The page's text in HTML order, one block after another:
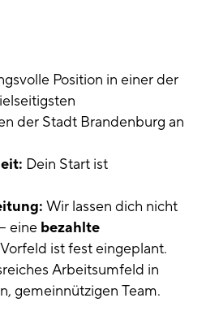
Position in einer der
der Stadt Brandenburg an
Dein Start ist
Wir lassen dich nicht
eine bezahlte
ist fest eingeplant.
Arbeitsumfeld in
gemeinnützigen Team.